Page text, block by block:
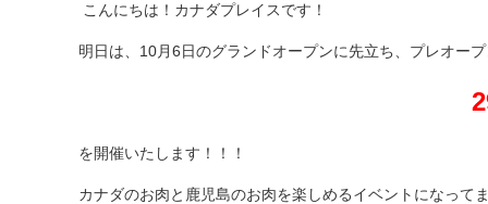
こんにちは！カナダプレイスです！
明日は、10月6日のグランドオープンに先立ち、プレオー
を開催いたします！！！
カナダのお肉と鹿児島のお肉を楽しめるイベントになって